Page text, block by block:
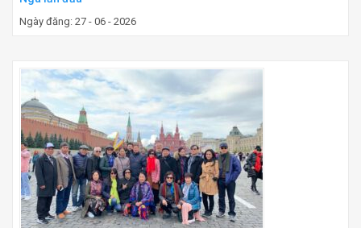
Ngày đăng: 27 - 06 - 2026